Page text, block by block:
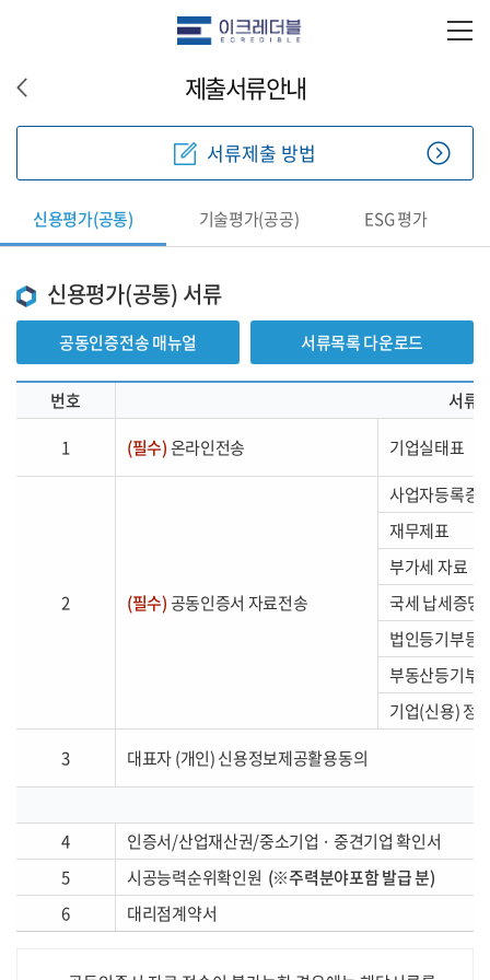
제출서류안내
서류제출 방법
신용평가(공통) 기술평가(공공) ESG 평가
신용평가(공통) 서류
공동인증전송 매뉴얼 서류목록 다운로드
번호
서류
1
(필수)온라인전송 기업실태표
2 (필수)공동인증서 자료전송
사업자등록증
재무제표
부가세 자료
국세 납세증명
법인등기부등
부동산등기부
기업(신용) 정
3
대표자 (개인) 신용정보제공활용동의
4
인증서/산업재산권/중소기업 · 중견기업 확인서
5
시공능력순위확인원 (※주력분야포함 발급 분)
6
대리점계약서